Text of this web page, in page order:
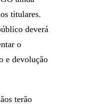
titulares.
deverá
o
e devolução
terão